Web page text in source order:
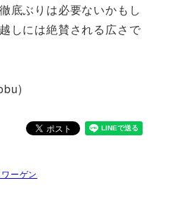
底ぶりは必要ないかもし
しには絶賛される広さで
ーゲン